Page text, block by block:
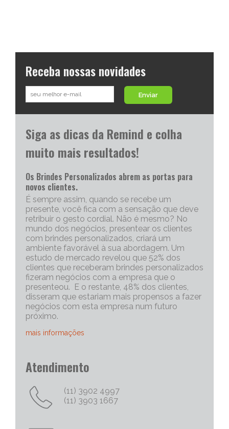
Receba nossas novidades
Enviar
Siga as dicas da Remind e colha
muito mais resultados!
Os Brindes Personalizados abrem as portas para
novos clientes.
É sempre assim, quando se recebe um
presente, você fica com a sensação que deve
retribuir o gesto cordial. Não é mesmo? No
mundo dos negócios, presentear os clientes
com brindes personalizados, criará um
ambiente favorável à sua abordagem. Um
estudo de mercado revelou que 52% dos
clientes que receberam brindes personalizados
fizeram negócios com a empresa que o
presenteou. E o restante, 48% dos clientes,
disseram que estariam mais propensos a fazer
negócios com esta empresa num futuro
próximo.
mais informações
eficazes para iniciar uma conversa com um
corporativo, quanto mais exclusivo e
personalizado, melhor será o “quebra do gelo”,
e abrirá mais espaço para tratativas
Atendimento
(11) 3902 4997
(11) 3903 1667